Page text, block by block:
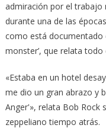
admiración por el trabajo
durante una de las
como está documentado
monster’, que relata
«Estaba en un hotel
me dio un gran abrazo y
Anger'», relata Bob Rock
zeppeliano tiempo atrás.